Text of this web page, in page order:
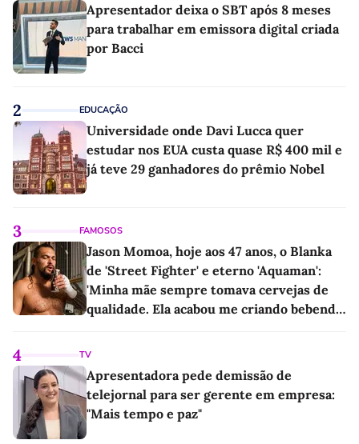
Apresentador deixa o SBT após 8 meses
para trabalhar em emissora digital criada
por Bacci
2 EDUCAÇÃO
Universidade onde Davi Lucca quer
estudar nos EUA custa quase R$ 400 mil e
já teve 29 ganhadores do prêmio Nobel
3 FAMOSOS
Jason Momoa, hoje aos 47 anos, o Blanka
de 'Street Fighter' e eterno 'Aquaman':
'Minha mãe sempre tomava cervejas de
qualidade. Ela acabou me criando bebendo
4 TV
Apresentadora pede demissão de
telejornal para ser gerente em empresa:
"Mais tempo e paz"